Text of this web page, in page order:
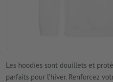
Les hoodies sont douillets et
parfaits pour l’hiver. Renforcez